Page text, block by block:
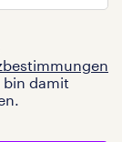
bin damit